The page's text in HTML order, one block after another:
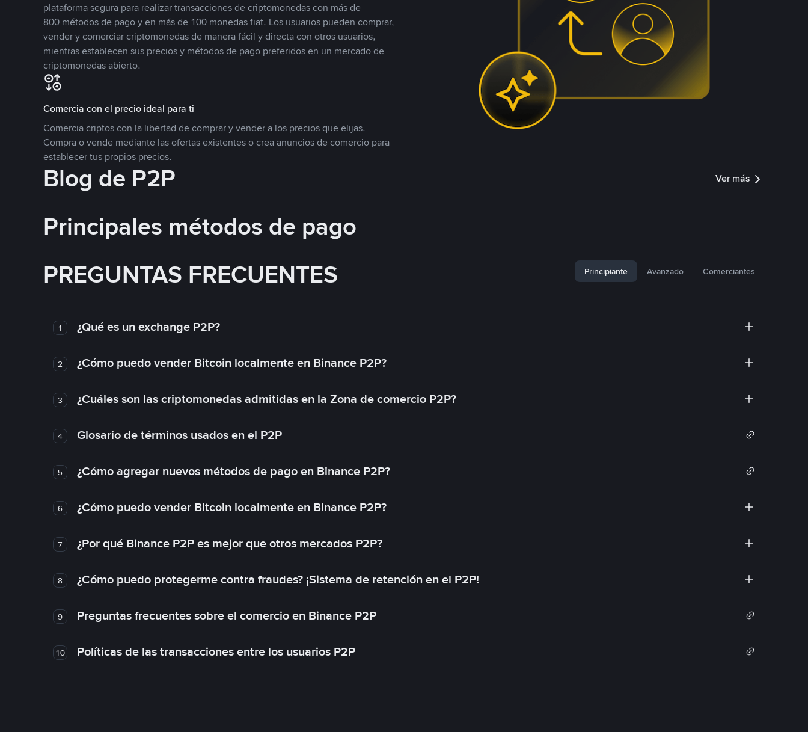
plataforma segura para realizar transacciones de criptomonedas con más de
800 métodos de pago y en más de 100 monedas fiat. Los usuarios pueden comprar,
vender y comerciar criptomonedas de manera fácil y directa con otros usuarios,
mientras establecen sus precios y métodos de pago preferidos en un mercado de
criptomonedas abierto.
Comercia con el precio ideal para ti
Comercia criptos con la libertad de comprar y vender a los precios que elijas.
Compra o vende mediante las ofertas existentes o crea anuncios de comercio para
establecer tus propios precios.
Blog de P2P Ver más
Principales métodos de pago
PREGUNTAS FRECUENTES
Principiante Avanzado Comerciantes
1 ¿Qué es un exchange P2P?
2 ¿Cómo puedo vender Bitcoin localmente en Binance P2P?
3 ¿Cuáles son las criptomonedas admitidas en la Zona de comercio P2P?
4 Glosario de términos usados en el P2P
5 ¿Cómo agregar nuevos métodos de pago en Binance P2P?
6 ¿Cómo puedo vender Bitcoin localmente en Binance P2P?
7 ¿Por qué Binance P2P es mejor que otros mercados P2P?
8 ¿Cómo puedo protegerme contra fraudes? ¡Sistema de retención en el P2P!
9 Preguntas frecuentes sobre el comercio en Binance P2P
10 Políticas de las transacciones entre los usuarios P2P